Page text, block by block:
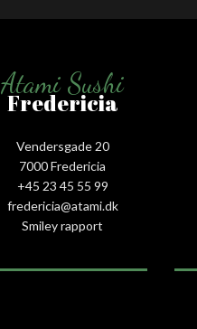
Atami Sushi
Fredericia
Vendersgade 20
7000 Fredericia
+45 23 45 55 99
fredericia@atami.dk
Smiley rapport